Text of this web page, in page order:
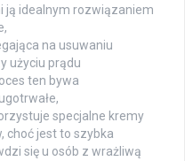
ją idealnym rozwiązaniem
na usuwaniu
użyciu prądu
ten bywa
specjalne kremy
choć jest to szybka
się u osób z wrażliwą